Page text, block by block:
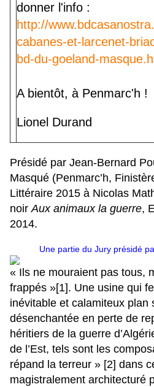
donner l'info :
http://
cabanes-et-larcenet-
bd-du-goeland-
A bientôt, à Penmarc'h !
Lionel Durand
Présidé par Jean-Bernard
Masqué (Penmarc’h,
Littéraire 2015 à Nicolas
noirAux animaux la guerre,
2014.
Une partie du Jury présidé
« Ils ne mouraient pas tous,
frappés »[1]. Une usine qui
inévitable et calamiteux plan
désenchantée en perte de
héritiers de la guerre
de l’Est, tels sont les
répand la terreur » [2] dans
magistralement architecturé